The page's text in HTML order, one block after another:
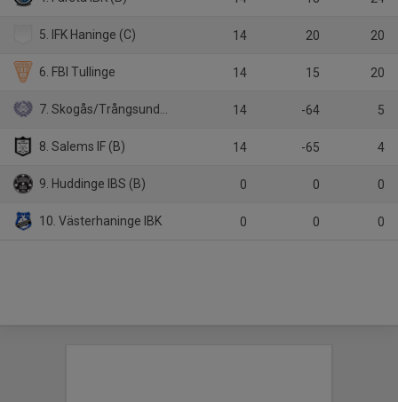
5. IFK Haninge (C) 14 20 20
6. FBI Tullinge 14 15 20
7. Skogås/Trångsunds IBK 14 -64 5
8. Salems IF (B) 14 -65 4
9. Huddinge IBS (B) 0 0 0
10. Västerhaninge IBK 0 0 0